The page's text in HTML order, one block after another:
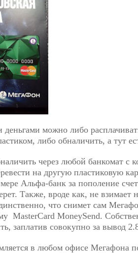
деньгами можно либо
либо обналичить, а тут
через любой банкомат с
на другую пластиковую
Альфа-банк за пополение
Также, вроде как, не взимает
что снимет сам
MasterCard MoneySend.
заплатив совокупно за вывод
в любом офисе Мегафона